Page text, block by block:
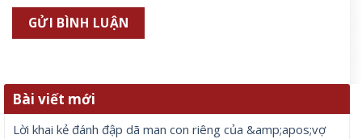
Bài viết mới
Lời khai kẻ đánh đập dã man con riêng của &amp;apos;vợ